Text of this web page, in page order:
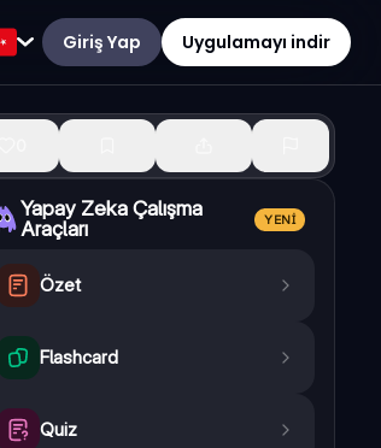
Giriş Yap Uygulamayı indir
Yapay Zeka Çalışma
Araçları
YENI
Özet
Flashcard
Quiz